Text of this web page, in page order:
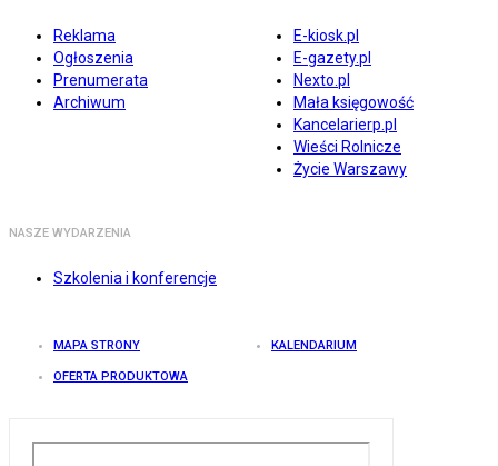
Reklama
Ogłoszenia
Prenumerata
Archiwum
E-kiosk.pl
E-gazety.pl
Nexto.pl
Mała księgowość
Kancelarierp.pl
Wieści Rolnicze
Życie Warszawy
NASZE WYDARZENIA
Szkolenia i konferencje
MAPA STRONY KALENDARIUM
OFERTA PRODUKTOWA